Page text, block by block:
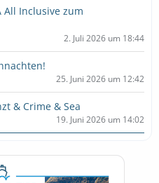
All Inclusive zum
2. Juli 2026 um 18:44
25. Juni 2026 um 12:42
& Crime & Sea
19. Juni 2026 um 14:02